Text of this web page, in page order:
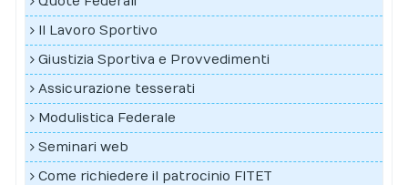
Il Lavoro Sportivo
Giustizia Sportiva e Provvedimenti
Assicurazione tesserati
Modulistica Federale
Seminari web
Come richiedere il patrocinio FITET